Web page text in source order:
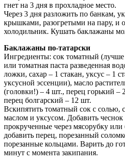
гнет на 3 дня в прохладное место.
Через 3 дня разложить по банкам,
крышками, разогретыми на пару, и
холодильник. Кушать баклажаны
Баклажаны по-татарски
Ингредиенты: сок томатный
или томатная паста разведенная
ложки, сахар – 1 стакан, уксус – 1
уксусной эссенции), масло
(головки!) – 4 шт., перец горький –
перец болгарский – 12 шт.
Вскипятить томатный сок с солью,
маслом и уксусом. Добавить
прокрученные через мясорубку или
добавить перец, порезанный
порезанные кольцами. Варить до
минут с момента закипания.